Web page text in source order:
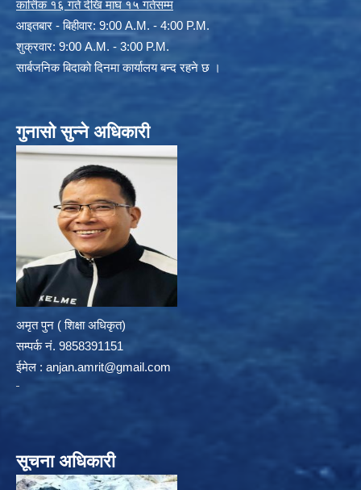
कार्त्तिक १६ गते देखि माघ १५ गतेसम्म
आइतबार - बिहीवार: 9:00 A.M. - 4:00 P.M.
शुक्रवार: 9:00 A.M. - 3:00 P.M.
सार्बजनिक बिदाको दिनमा कार्यालय बन्द रहने छ ।
गुनासो सुन्ने अधिकारी
अमृत पुन ( शिक्षा अधिकृत)
सम्पर्क न‌ं. 9858391151
ईमेल : anjan.amrit@gmail.com
सूचना अधिकारी